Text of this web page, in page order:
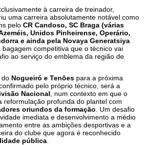
à carreira de treinador,
uma carreira absolutamente notável como
pelo CR Candoso, SC Braga (várias
Unidos Pinheirense, Operário,
e ainda pela Novaya Generatsiya
bagagem competitiva que o técnico vai
ao serviço do emblema da região de
do Nogueiró e Tenões para a próxima
pelo próprio técnico, será a
Nacional , num contexto em que o
reformulação profunda do plantel com
oriundos da formação . Um desafio
imediata e desenvolvimento a médio
entre as ambições desportivas e a
do clube que agora é reconhecido
pública